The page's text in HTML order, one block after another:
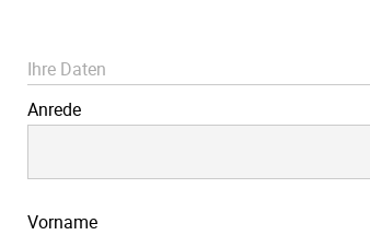
Ihre Daten
Anrede
Vorname